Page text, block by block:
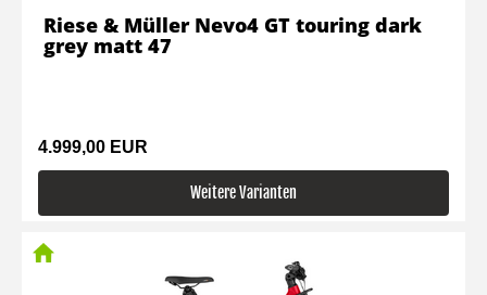
4.999,00 EUR
Weitere Varianten
Riese & Müller Nevo4 GT touring dark
grey matt 47